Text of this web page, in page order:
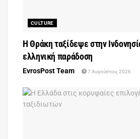
CULTURE
Η Θράκη ταξίδεψε στην
ελληνική παράδοση
EvrosPost Team 7 Αυγούστου, 2026